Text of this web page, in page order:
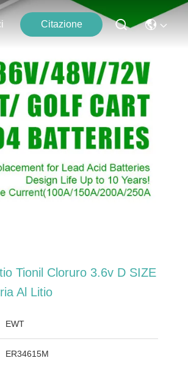
Citazione
Tionil Cloruro 3.6v D SIZE
Al Litio
EWT
ER34615M